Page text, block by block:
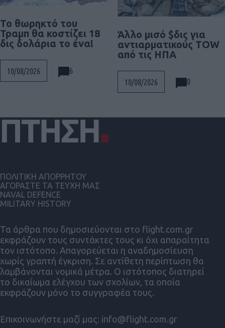
Το θωρηκτό του
Τραμπ θα κοστίζει 18
δις δολάρια το ένα!
10/08/2026 6
Άλλο μισό $δις για
αντιαρματικούς TOW
από τις ΗΠΑ
10/08/2026 0
Τα άρθρα που δημοσιεύονται στο flight.com.gr
εκφράζουν τους συντάκτες τους κι όχι απαραίτητα
τον ιστότοπο. Απαγορεύεται η αναδημοσίευση
χωρίς γραπτή έγκριση. Σε αντίθετη περίπτωση θα
λαμβάνονται νομικά μέτρα. Ο ιστότοπος διατηρεί
το δικαίωμα ελέγχου των σχολίων, τα οποία
εκφράζουν μόνο το συγγραφέα τους.
Επικοινωνήστε μαζί μας: info@flight.com.gr
ΠΟΛΙΤΙΚΗ ΑΠΟΡΡΗΤΟΥ
ΑΓΟΡΑΣΤΕ ΤΑ ΤΕΥΧΗ ΜΑΣ
NAVAL DEFENCE
MILITARY HISTORY